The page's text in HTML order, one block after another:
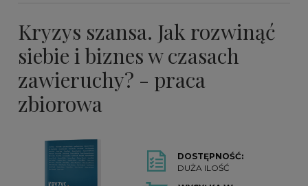
Kryzys szansa. Jak rozwinąć
siebie i biznes w czasach
zawieruchy? - praca
zbiorowa
DOSTĘPNOŚĆ:
DUŻA ILOŚĆ